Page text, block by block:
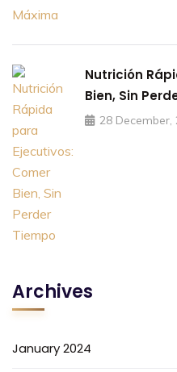
Nutrición
Bien, Sin
28 December,
Archives
January 2024